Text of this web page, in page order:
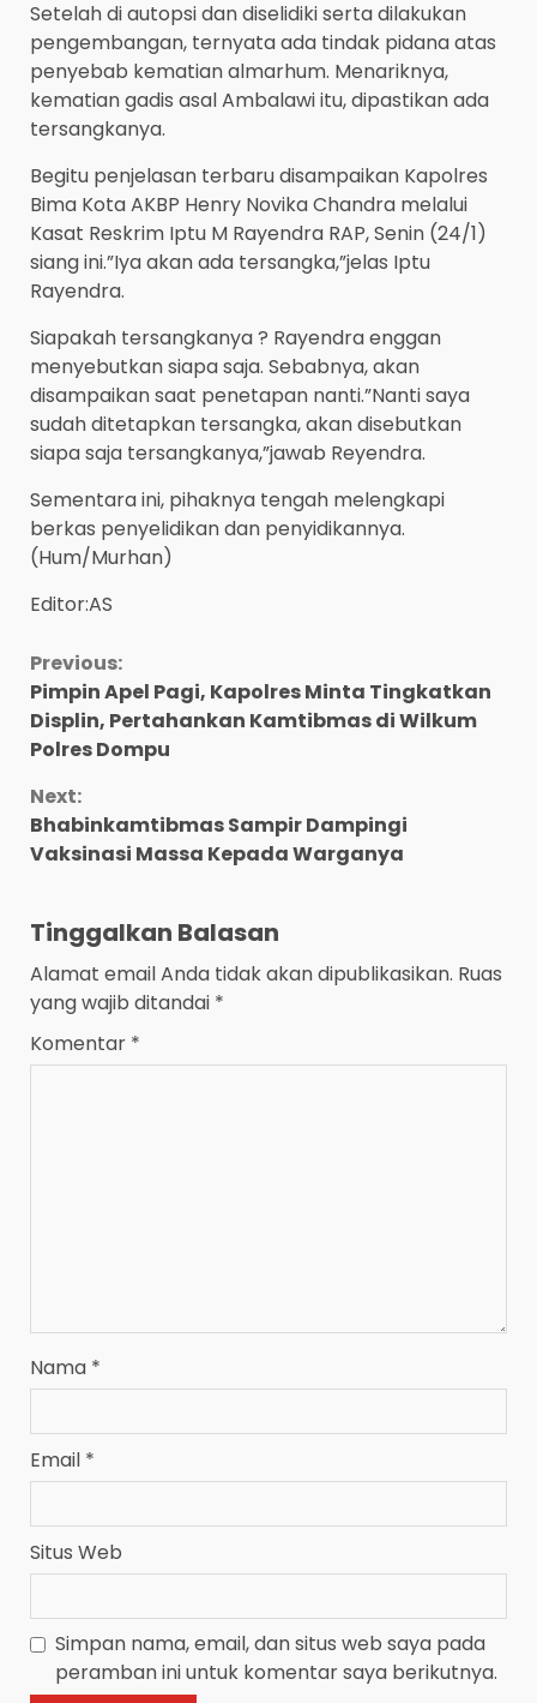
Setelah di autopsi dan diselidiki serta dilakukan
pengembangan, ternyata ada tindak pidana atas
penyebab kematian almarhum. Menariknya,
kematian gadis asal Ambalawi itu, dipastikan ada
tersangkanya.
Begitu penjelasan terbaru disampaikan Kapolres
Bima Kota AKBP Henry Novika Chandra melalui
Kasat Reskrim Iptu M Rayendra RAP, Senin (24/1)
siang ini.”Iya akan ada tersangka,”jelas Iptu
Rayendra.
Siapakah tersangkanya ? Rayendra enggan
menyebutkan siapa saja. Sebabnya, akan
disampaikan saat penetapan nanti.”Nanti saya
sudah ditetapkan tersangka, akan disebutkan
siapa saja tersangkanya,”jawab Reyendra.
Sementara ini, pihaknya tengah melengkapi
berkas penyelidikan dan penyidikannya.
(Hum/Murhan)
Editor:AS
Continue
Reading
Previous:
Pimpin Apel Pagi, Kapolres Minta Tingkatkan
Displin, Pertahankan Kamtibmas di Wilkum
Polres Dompu
Next:
Bhabinkamtibmas Sampir Dampingi
Vaksinasi Massa Kepada Warganya
Tinggalkan Balasan
Alamat email Anda tidak akan dipublikasikan. Ruas
yang wajib ditandai *
Komentar *
Nama *
Email *
Situs Web
Simpan nama, email, dan situs web saya pada
peramban ini untuk komentar saya berikutnya.